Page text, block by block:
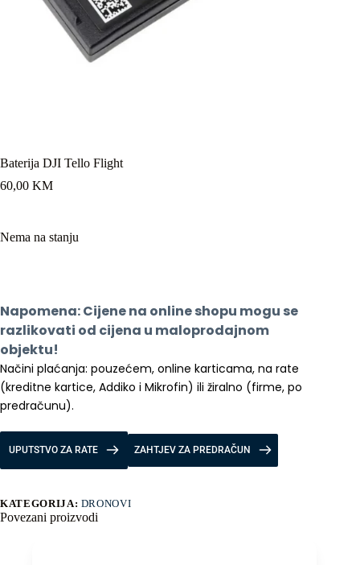
Baterija DJI Tello Flight
60,00 KM
Nema na stanju
Napomena: Cijene na online shopu mogu se
razlikovati od cijena u maloprodajnom
objektu!
Načini plaćanja: pouzećem, online karticama, na rate
(kreditne kartice, Addiko i Mikrofin) ili žiralno (firme, po
predračunu).
UPUTSTVO ZA RATE ZAHTJEV ZA PREDRAČUN
KATEGORIJA: DRONOVI
Povezani proizvodi